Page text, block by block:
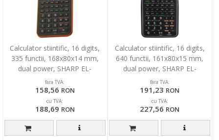
Calculator stiintific, 16 digits,
335 functii, 168x80x14 mm,
dual power, SHARP EL-
W531XGYR -
fara TVA:
158,56 RON
cu TVA:
188,69 RON
Calculator stiintific, 16 digits,
640 functii, 161x80x15 mm,
dual power, SHARP EL-
W506TBSL - argint
fara TVA:
191,23 RON
cu TVA:
227,56 RON